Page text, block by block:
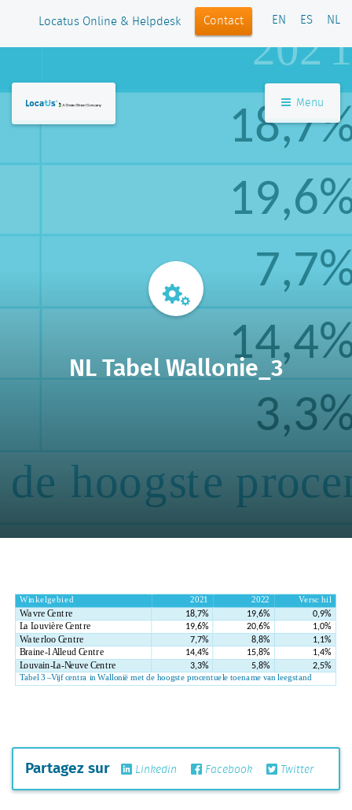
Locatus Online & Helpdesk Contact EN ES NL
Menu
NL Tabel Wallonie_3
Partagez sur Linkedin Facebook Twitter